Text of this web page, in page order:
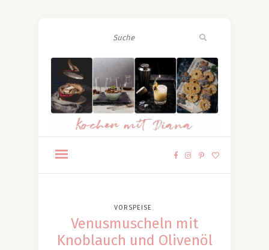
VORSPEISE
Venusmuscheln mit
Knoblauch und Olivenöl